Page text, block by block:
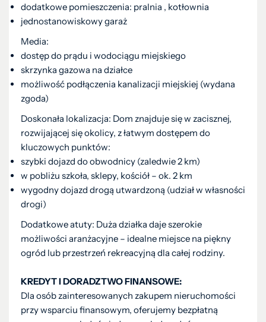
dodatkowe pomieszczenia: pralnia , kotłownia
jednostanowiskowy garaż
Media:
dostęp do prądu i wodociągu miejskiego
skrzynka gazowa na działce
możliwość podłączenia kanalizacji miejskiej (wydana
zgoda)
Doskonała lokalizacja: Dom znajduje się w zacisznej,
rozwijającej się okolicy, z łatwym dostępem do
kluczowych punktów:
szybki dojazd do obwodnicy (zaledwie 2 km)
w pobliżu szkoła, sklepy, kościół – ok. 2 km
wygodny dojazd drogą utwardzoną (udział w własności
drogi)
Dodatkowe atuty: Duża działka daje szerokie
możliwości aranżacyjne – idealne miejsce na piękny
ogród lub przestrzeń rekreacyjną dla całej rodziny.
KREDYT I DORADZTWO FINANSOWE:
Dla osób zainteresowanych zakupem nieruchomości
przy wsparciu finansowym, oferujemy bezpłatną